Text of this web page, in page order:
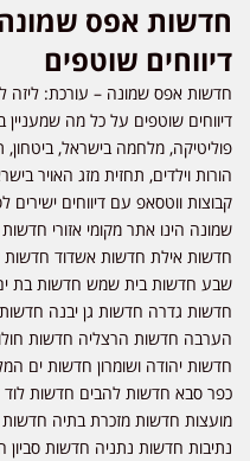
שוטפים
אפס שמונה – עורכת: ליזה
שוטפים על כל מה שמעניין
מלחמה בישראל, ביטחון,
וילדים, תחזית מזג האויר
ווטסאפ עם דיווחים ישירים
הינו אתר מקומי אזורי חדשות
אילת חדשות אשדוד חדשות
חדשות בית שמש חדשות בת ים
גדרה חדשות גן יבנה חדשות
חדשות הרצליה חדשות חולון
יהודה ושומרון חדשות ים המלח
סבא חדשות להבים חדשות לוד
חדשות מזכרת בתיה חדשות
חדשות נתניה חדשות סביון